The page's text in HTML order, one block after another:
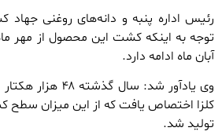
رئیس اداره پنبه و دانه‌های روغنی جهاد
توجه به اینکه کشت این محصول از مهر
آبان ماه ادامه دارد.
وی یادآور شد: سال
تولید شد.